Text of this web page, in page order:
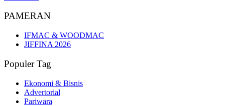
PAMERAN
IFMAC & WOODMAC
JIFFINA 2026
Populer Tag
Ekonomi & Bisnis
Advertorial
Pariwara